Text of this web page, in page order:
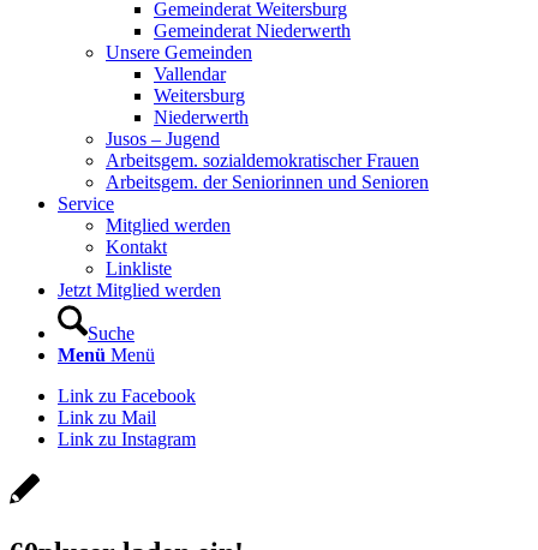
Gemeinderat Weitersburg
Gemeinderat Niederwerth
Unsere Gemeinden
Vallendar
Weitersburg
Niederwerth
Jusos – Jugend
Arbeitsgem. sozialdemokratischer Frauen
Arbeitsgem. der Seniorinnen und Senioren
Service
Mitglied werden
Kontakt
Linkliste
Jetzt Mitglied werden
Suche
Menü Menü
Link zu Facebook
Link zu Mail
Link zu Instagram